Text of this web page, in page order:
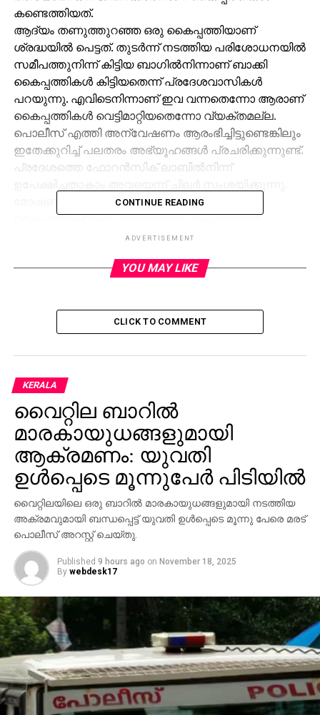
കണ്ടെത്തിയത്.
ആദ്യം തണുത്തുറഞ്ഞ ഒരു കൈപ്പത്തിയാണ്
ശ്രദ്ധയില്‍ പെട്ടത്. തുടര്‍ന്ന് നടത്തിയ പരിശോധനയില്‍
സമീപത്തുനിന്ന് കിട്ടിയ ബാഗില്‍നിന്നാണ് ബാക്കി
കൈപ്പത്തികള്‍ കിട്ടിയതെന്ന് പ്രദേശവാസികള്‍
പറയുന്നു. എവിടെനിന്നാണ് ഇവ വന്നതെന്നോ ആരാണ്
കൈപ്പത്തികള്‍ വെട്ടിമാറ്റിയതെന്നോ വ്യക്തമല്ല.
പൊലീസ് എത്തി അന്വേഷണം ആരംഭിച്ചിട്ടുണ്ടെങ്കിലും
ഇതേക്കുറിച്ച് പലതരം അഭ്യൂഹങ്ങള്‍ പ്രചരിക്കുന്നുണ്ട്.
പ്രദേശത്തെ ഫോറന്‍സിക് ലാബില്‍നിന്ന്
മോഷണക്കുറ്റം ആരോപിച്ച് വെട്ടിമാറ്റിയ
കൈപ്പത്തികളാകാം അവെയന്നും സംശയമുണ്ട്.
ആസ്പത്രികളില്‍ സൂക്ഷിച്ച മൃതദേഹങ്ങളില്‍നിന്ന്
നിഗമനം. അവയവങ്ങള്‍ മോഷ്ടിക്കുന്ന മാഫിയകളുടെ
പൊലീസ് അന്വേഷണം ഊര്‍ജിതമാക്കിയിട്ടുണ്ട്.
RELATED TOPICS:
UP NEXT
കേരളതീരത്ത് കനത്ത കാറ്റിനും തിരമാലക്കും
സാധ്യത : കടലില്‍ പോകരുതെന്നു മുന്നറിയിപ്പ്
DON'T MISS
ലങ്കയില്‍ തീ അണയുന്നു; കലാപത്തെ അപലപിച്ച്
ബുദ്ധസന്യാസി റാലി
CONTINUE READING
ADVERTISEMENT
YOU MAY LIKE
CLICK TO COMMENT
KERALA
വൈറ്റില ബാറില്‍
മാരകായുധങ്ങളുമായി
ആക്രമണം: യുവതി
ഉള്‍പ്പെടെ മൂന്നുപേര്‍ പിടിയില്‍
വൈറ്റിലയിലെ ഒരു ബാറില്‍ മാരകായുധങ്ങളുമായി നടത്തിയ
അക്രമവുമായി ബന്ധപ്പെട്ട് യുവതി ഉള്‍പ്പെടെ മൂന്നു പേരെ മരട്
പൊലീസ് അറസ്റ്റ് ചെയ്തു.
Published 9 hours ago on November 18, 2025
By webdesk17